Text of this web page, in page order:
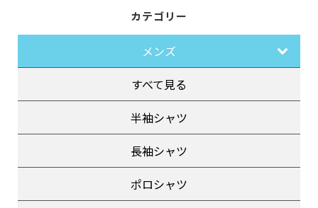
カテゴリー
メンズ
すべて見る
半袖シャツ
長袖シャツ
ポロシャツ